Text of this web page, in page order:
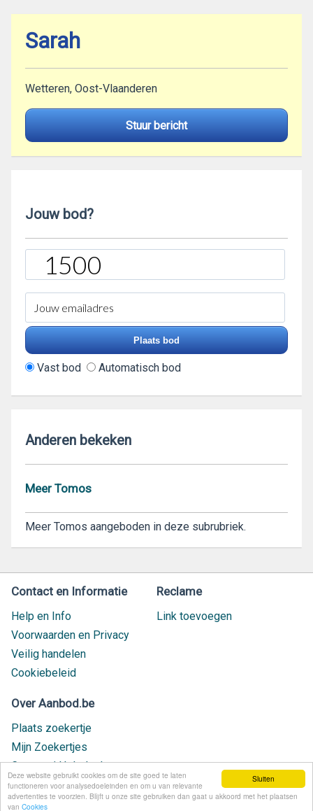
Sluiten
Deze website gebruikt cookies om de site goed te laten
functioneren voor analysedoeleinden en om u van relevante
advertenties te voorzien. Blijft u onze site gebruiken dan gaat u akkoord met het plaatsen
van Cookies
Sarah
Wetteren, Oost-Vlaanderen
Stuur bericht
Jouw bod?
Vast bod Automatisch bod
Anderen bekeken
Meer Tomos
Meer Tomos aangeboden in deze subrubriek.
Contact en Informatie
Help en Info
Voorwaarden en Privacy
Veilig handelen
Cookiebeleid
Reclame
Link toevoegen
Over Aanbod.be
Plaats zoekertje
Mijn Zoekertjes
Contact / Helpdesk
Nieuw geplaatst